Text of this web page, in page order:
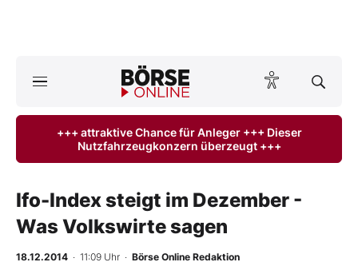
ktuelle Ausgabe BÖRSE ONLINE lesen
Finanz-Check
+++ attraktive Chance für Anleger +++ Dieser
Nutzfahrzeugkonzern überzeugt +++
Ifo-Index steigt im Dezember -
Was Volkswirte sagen
18.12.2014 · 11:09 Uhr · Börse Online Redaktion